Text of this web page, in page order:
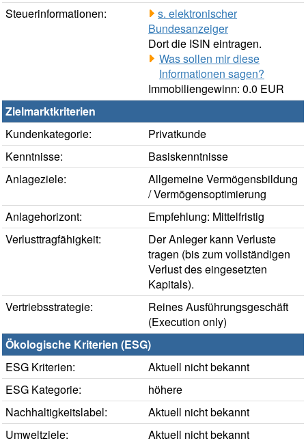
Steuerinformationen:
s. elektronischer
Bundesanzeiger
Dort die ISIN eintragen.
Was sollen mir diese
Informationen sagen?
Immobiliengewinn: 0.0 EUR
Zielmarktkriterien
Kundenkategorie:
Privatkunde
Kenntnisse:
Basiskenntnisse
Anlageziele:
Allgemeine Vermögensbildung
/ Vermögensoptimierung
Anlagehorizont:
Empfehlung: Mittelfristig
Verlusttragfähigkeit:
Der Anleger kann Verluste
tragen (bis zum vollständigen
Verlust des eingesetzten
Kapitals).
Vertriebsstrategie:
Reines Ausführungsgeschäft
(Execution only)
Ökologische Kriterien (ESG)
ESG Kriterien:
Aktuell nicht bekannt
ESG Kategorie:
höhere
Nachhaltigkeitslabel:
Aktuell nicht bekannt
Umweltziele:
Aktuell nicht bekannt